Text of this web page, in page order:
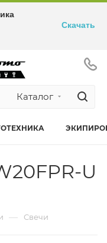
Каталог
U
— Свечи
Скачать